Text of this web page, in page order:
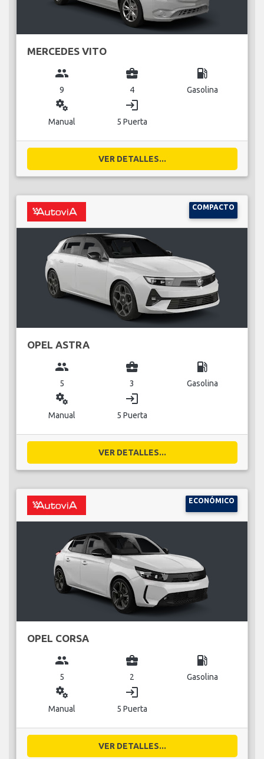
MERCEDES VITO
group
9
business_center
4
local_gas_station
Gasolina
miscellaneous_services
Manual
login
5 Puerta
VER DETALLES...
COMPACTO
OPEL ASTRA
group
5
business_center
3
local_gas_station
Gasolina
miscellaneous_services
Manual
login
5 Puerta
VER DETALLES...
ECONÓMICO
OPEL CORSA
group
5
business_center
2
local_gas_station
Gasolina
miscellaneous_services
Manual
login
5 Puerta
VER DETALLES...